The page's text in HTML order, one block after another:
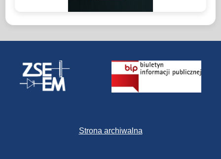
Strona archiwalna